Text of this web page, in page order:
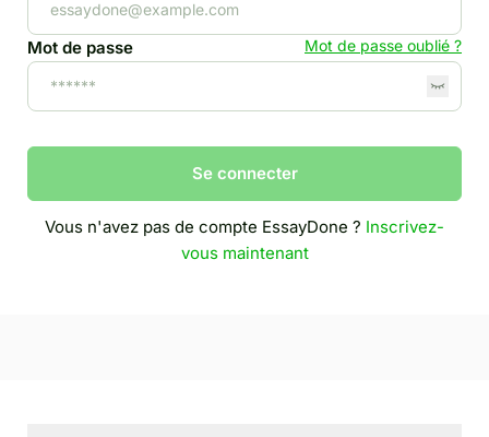
Mot de passe Mot de passe oublié ?
Se connecter
Vous n'avez pas de compte EssayDone ? Inscrivez-
vous maintenant